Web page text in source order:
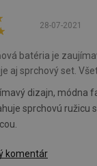
28-07-2021
batéria je
aj sprchový set.
dizajn, módna
sprchovú ružicu s
komentár